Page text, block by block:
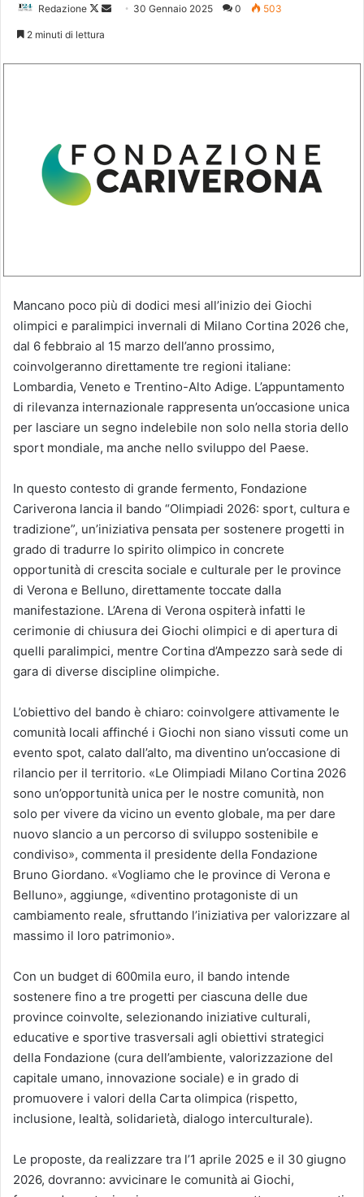
Redazione
Follow
Invia 30 Gennaio 2025 0 503
2 minuti di lettura
Mancano poco più di dodici mesi all’inizio dei Giochi
olimpici e paralimpici invernali di Milano Cortina 2026 che,
dal 6 febbraio al 15 marzo dell’anno prossimo,
coinvolgeranno direttamente tre regioni italiane:
Lombardia, Veneto e Trentino-Alto Adige. L’appuntamento
di rilevanza internazionale rappresenta un’occasione unica
per lasciare un segno indelebile non solo nella storia dello
sport mondiale, ma anche nello sviluppo del Paese.
In questo contesto di grande fermento, Fondazione
Cariverona lancia il bando “Olimpiadi 2026: sport, cultura e
tradizione”, un’iniziativa pensata per sostenere progetti in
grado di tradurre lo spirito olimpico in concrete
opportunità di crescita sociale e culturale per le province
di Verona e Belluno, direttamente toccate dalla
manifestazione. L’Arena di Verona ospiterà infatti le
cerimonie di chiusura dei Giochi olimpici e di apertura di
quelli paralimpici, mentre Cortina d’Ampezzo sarà sede di
gara di diverse discipline olimpiche.
L’obiettivo del bando è chiaro: coinvolgere attivamente le
comunità locali affinché i Giochi non siano vissuti come un
evento spot, calato dall’alto, ma diventino un’occasione di
rilancio per il territorio. «Le Olimpiadi Milano Cortina 2026
sono un’opportunità unica per le nostre comunità, non
solo per vivere da vicino un evento globale, ma per dare
nuovo slancio a un percorso di sviluppo sostenibile e
condiviso», commenta il presidente della Fondazione
Bruno Giordano. «Vogliamo che le province di Verona e
Belluno», aggiunge, «diventino protagoniste di un
cambiamento reale, sfruttando l’iniziativa per valorizzare al
massimo il loro patrimonio».
Con un budget di 600mila euro, il bando intende
sostenere fino a tre progetti per ciascuna delle due
province coinvolte, selezionando iniziative culturali,
educative e sportive trasversali agli obiettivi strategici
della Fondazione (cura dell’ambiente, valorizzazione del
capitale umano, innovazione sociale) e in grado di
promuovere i valori della Carta olimpica (rispetto,
inclusione, lealtà, solidarietà, dialogo interculturale).
Le proposte, da realizzare tra l’1 aprile 2025 e il 30 giugno
2026, dovranno: avvicinare le comunità ai Giochi,